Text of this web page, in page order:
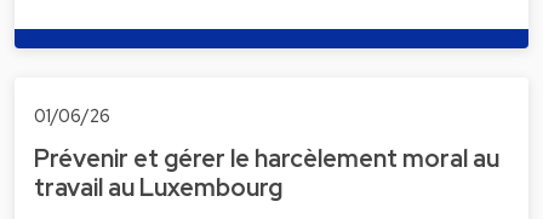
01/06/26
Prévenir et gérer le harcèlement moral au
travail au Luxembourg